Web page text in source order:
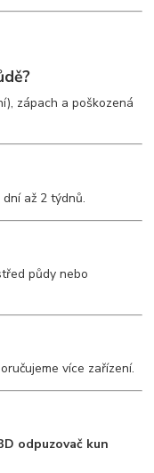
zápach a poškozená
až 2 týdnů.
půdy nebo
více zařízení.
odpuzovač kun